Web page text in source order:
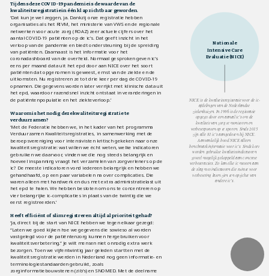
Tijdens deze COVID-19 pandemie is de waarde van de
kwaliteitsregistratie in één klap zichtbaar geworden.
‘Dat kun je wel zeggen, ja. Dankzij onze registratie hebben
organisaties als het RIVM, het ministerie van VWS en de regionale
netwerken voor acute zorg (ROAZ) zeer actuele cijfers over het
aantal COVID-19 patiënten op de ic’s. Dat geeft inzicht in het
verloop van de pandemie en biedt ondersteuning bij de spreiding
van patiënten. Daarnaast is het informatie voor het
coronadashboard van de overheid. Normaal gesproken geven ic’s
eens per maand data uit het epd door aan NICE over het soort
patiënten dat opgenomen is geweest, ernst van de ziekte en de
uitkomsten. Nu registreren ze tot drie keer per dag de COVID-19
opnamen. Die gegevens worden later verrijkt met klinische data uit
het epd, waardoor razendsnel inzicht ontstaat in veranderingen in
de patiëntenpopulatie en het ziekteverloop.’
Waarom is het nodig deze kwaliteitsregistratie te
verduurzamen?
‘Met de Federatie hebben we, in het kader van het programma
Verduurzamen Kwaliteitsregistraties, in samenwerking met de
beroepsvereniging voor intensivisten kritisch gekeken naar onze
kwaliteitsregistratie: wat willen we écht weten, welke indicatoren
gebruiken we daarvoor, vinden we die nog steeds belangrijk en
hoeveel inspanning vraagt het verzamelen van zorgverleners op de
ic? De meeste indicatoren vond iedereen belangrijk en hebben we
gehandhaafd, op een paar variabelen na over complicaties. Die
waren alleen met handwerk en dus met extra administratielast uit
het epd te halen. We hebben besloten om ons te concentreren op
vier belangrijke ic-complicaties in plaats van de twintig die we
eerst registreerden.’
Heeft efficiënt of slim registreren altijd al prioriteit gehad?
‘Ja, direct bij de start van NICE hebben we tegen elkaar gezegd:
“Laten we goed kijken hoe we gegevens die sowieso al worden
vastgelegd voor de patiëntenzorg kunnen hergebruiken voor
kwaliteitsverbetering.” Je wilt mensen niet onnodig extra werk
bezorgen. Toen we vijfentwintig jaar geleden startten met de
kwaliteitsregistratie werden in Nederland nog geen informatie- en
terminologiestandaarden gebruikt, zoals
zorginformatiebouwstenen (zib’s) en SNOMED. Met de deelname
Nationale
Intensive Care
Evaluatie (NICE)
NICE is de kwaliteitsregistratie voor de ic-
afdelingen van de Nederlandse
ziekenhuizen. In 1996 is de registratie
opgezet door een aantal ic’s om de
kwaliteit van zorg te monitoren en
verbeterpunten op te sporen. Sinds 2015
zijn alle 81 ic’s aangesloten bij NICE.
Aanvankelijk bood NICE alleen
benchmarkinformatie voor ic’s. Sinds kort
worden gebruikte kwaliteitsindicatoren
zoveel mogelijk gekoppeld aan concrete
verbeteracties. Zo kan elke ic meteen aan
de slag met indicatoren die ruimte voor
verbetering laten zien ten opzichte van
andere ic’s.